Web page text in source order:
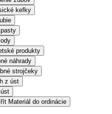
kefky
produkty
náhrady
strojčeky
z úst
Materiál do ordinácie